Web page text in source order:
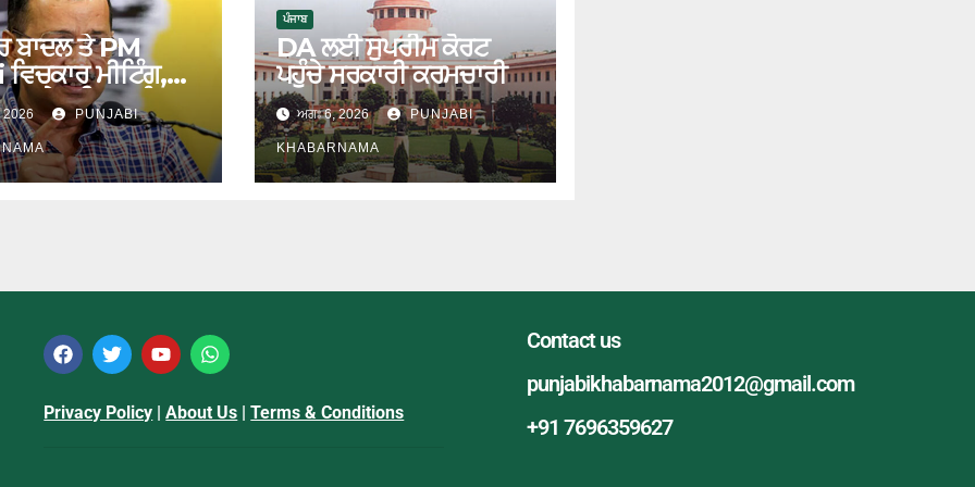
ਬਾਦਲ ਤੇ PM
ਮੀਟਿੰਗ,
ਨੇ ਕਸਿਆ ਤੰਜ਼
PUNJABI
ਪੰਜਾਬ
DA ਲਈ ਸੁਪਰੀਮ ਕੋਰਟ
ਪਹੁੰਚੇ ਸਰਕਾਰੀ ਕਰਮਚਾਰੀ
ਅਗਃ 6, 2026 PUNJABI
KHABARNAMA
Privacy Policy |About Us |Terms & Conditions
Contact us
punjabikhabarnama2012@gmail.com
+91 7696359627